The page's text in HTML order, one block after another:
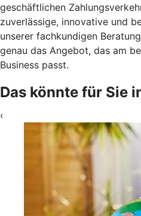
geschäftlichen
zuverlässige, innovative und
unserer fachkundigen
genau das Angebot, das am
Business passt.
Das könnte für Sie
‹